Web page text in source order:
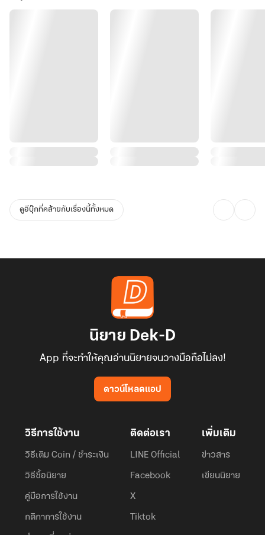
ดูอีบุ๊กที่คล้ายกับเรื่องนี้ทั้งหมด
นิยาย Dek-D
App ที่จะทำให้คุณอ่านนิยายจนวางมือถือไม่ลง!
ดาวน์โหลดแอป
วิธีการใช้งาน
วิธีเติม Coin / ชำระเงิน
วิธีซื้อนิยาย
คู่มือการใช้งาน
กติกาการใช้งาน
ติดต่อเรา
LINE Official
Facebook
X
Tiktok
เพิ่มเติม
ข่าวสาร
เขียนนิยาย